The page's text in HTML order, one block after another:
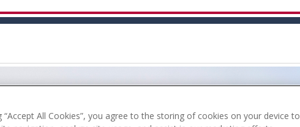
“Accept All Cookies”, you agree to the storing of cookies on your device to